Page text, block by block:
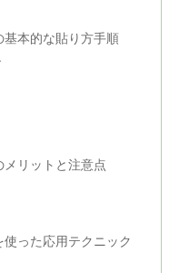
本的な貼り方手順
リットと注意点
った応用テクニック